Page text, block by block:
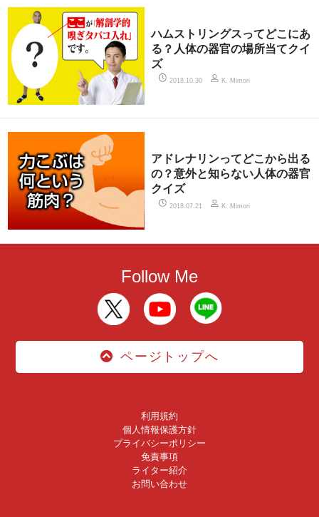
ハムストリングスってどこにあ
る？人体の器官の場所当てクイ
ズ
2018.10.30 K. Mimori
アドレナリンってどこから出る
の？意外と知らない人体の器官
クイズ
2018.07.21 K. Mimori
Follow Me
ページトップへ
利用規約
個人情報保護方針
プライバシーポリシー
免責事項
ライター紹介
お問い合わせ